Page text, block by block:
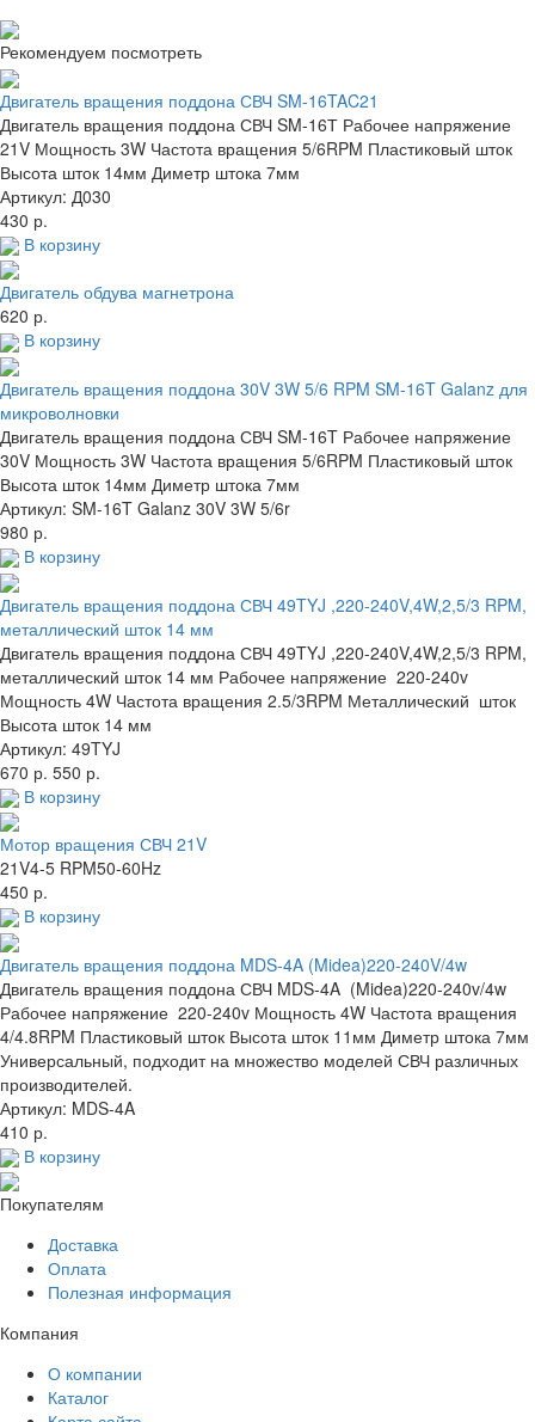
Рекомендуем посмотреть
Двигатель вращения поддона СВЧ SM-16TAC21
Двигатель вращения поддона СВЧ SM-16Т Рабочее напряжение
21V Мощность 3W Частота вращения 5/6RPM Пластиковый шток
Высота шток 14мм Диметр штока 7мм
Артикул: Д030
430 р.
В корзину
Двигатель обдува магнетрона
620 р.
В корзину
Двигатель вращения поддона 30V 3W 5/6 RPM SM-16T Galanz для
микроволновки
Двигатель вращения поддона СВЧ SM-16T Рабочее напряжение
30V Мощность 3W Частота вращения 5/6RPM Пластиковый шток
Высота шток 14мм Диметр штока 7мм
Артикул: SM-16T Galanz 30V 3W 5/6r
980 р.
В корзину
Двигатель вращения поддона СВЧ 49TYJ ,220-240V,4W,2,5/3 RPM,
металлический шток 14 мм
Двигатель вращения поддона СВЧ 49TYJ ,220-240V,4W,2,5/3 RPM,
металлический шток 14 мм Рабочее напряжение 220-240v
Мощность 4W Частота вращения 2.5/3RPM Металлический шток
Высота шток 14 мм
Артикул: 49TYJ
670 р. 550 р.
В корзину
Мотор вращения СВЧ 21V
21V4-5 RPM50-60Hz
450 р.
В корзину
Двигатель вращения поддона MDS-4A (Midea)220-240V/4w
Двигатель вращения поддона СВЧ MDS-4A (Midea)220-240v/4w
Рабочее напряжение 220-240v Мощность 4W Частота вращения
4/4.8RPM Пластиковый шток Высота шток 11мм Диметр штока 7мм
Универсальный, подходит на множество моделей СВЧ различных
производителей.
Артикул: MDS-4A
410 р.
В корзину
Покупателям
Доставка
Оплата
Полезная информация
Компания
О компании
Каталог